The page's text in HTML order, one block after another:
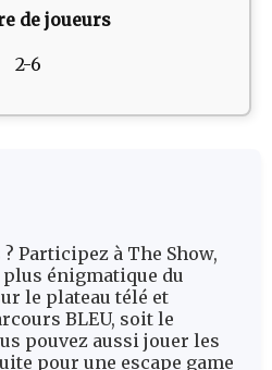
de joueurs
2-6
Participez à The Show,
énigmatique du
le plateau télé et
BLEU, soit le
pouvez aussi jouer les
pour une escape game